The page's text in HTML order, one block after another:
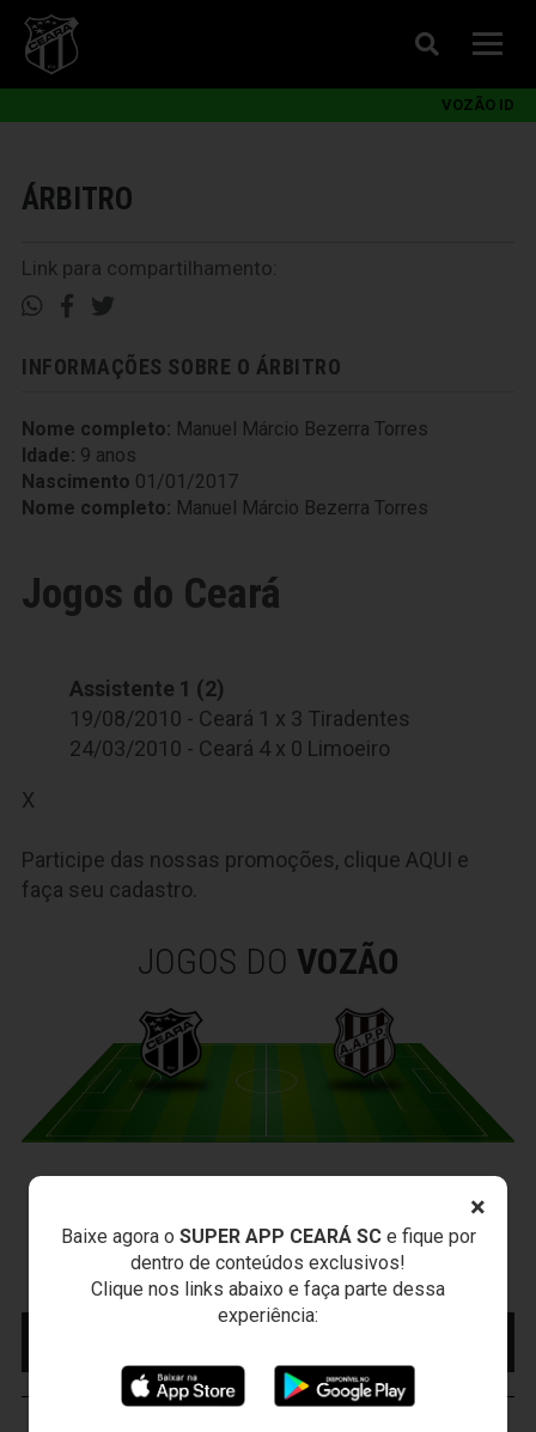
×
Baixe agora o SUPER APP CEARÁ SCe fique por
dentro de conteúdos exclusivos!
Clique nos links abaixo e faça parte dessa
experiência:
VOZÃO ID
ÁRBITRO
Link para compartilhamento:
INFORMAÇÕES SOBRE O ÁRBITRO
Nome completo: Manuel Márcio Bezerra Torres
Idade: 9 anos
Nascimento 01/01/2017
Nome completo: Manuel Márcio Bezerra Torres
Jogos do Ceará
Assistente 1 (2)
19/08/2010 - Ceará 1 x 3 Tiradentes
24/03/2010 - Ceará 4 x 0 Limoeiro
X
Participe das nossas promoções, clique AQUI e
faça seu cadastro.
JOGOS DO VOZÃO
Sexta-feira, 07/08/2026 - 20:30
Arena Vozão (Castelão) - Capital/CE
Campeonato Brasileiro • 2º Turno • 21 ª Rodada